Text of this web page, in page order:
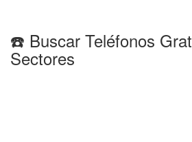
☎️ Buscar Teléfonos
Sectores